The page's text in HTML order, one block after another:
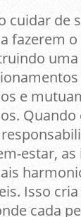
cuidar de
fazerem
e
Quando
estar, as
Isso
cada